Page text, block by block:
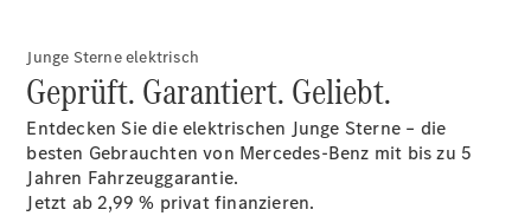
Servicetermin
buchen
Tel: 05425
932070
Junge Sterne elektrisch
Geprüft. Garantiert. Geliebt.
Entdecken Sie die elektrischen Junge Sterne – die
besten Gebrauchten von Mercedes-Benz mit bis zu 5
Jahren Fahrzeuggarantie.
Jetzt ab 2,99 % privat finanzieren.